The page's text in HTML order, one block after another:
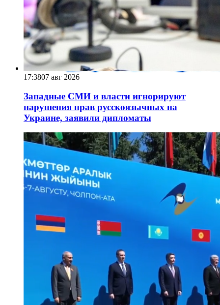
17:3807 авг 2026
Западные СМИ и власти игнорируют
нарушения прав русскоязычных на
Украине, заявили дипломаты